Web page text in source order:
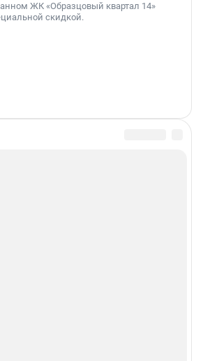
ЖК «Образцовый квартал 14»
скидкой.